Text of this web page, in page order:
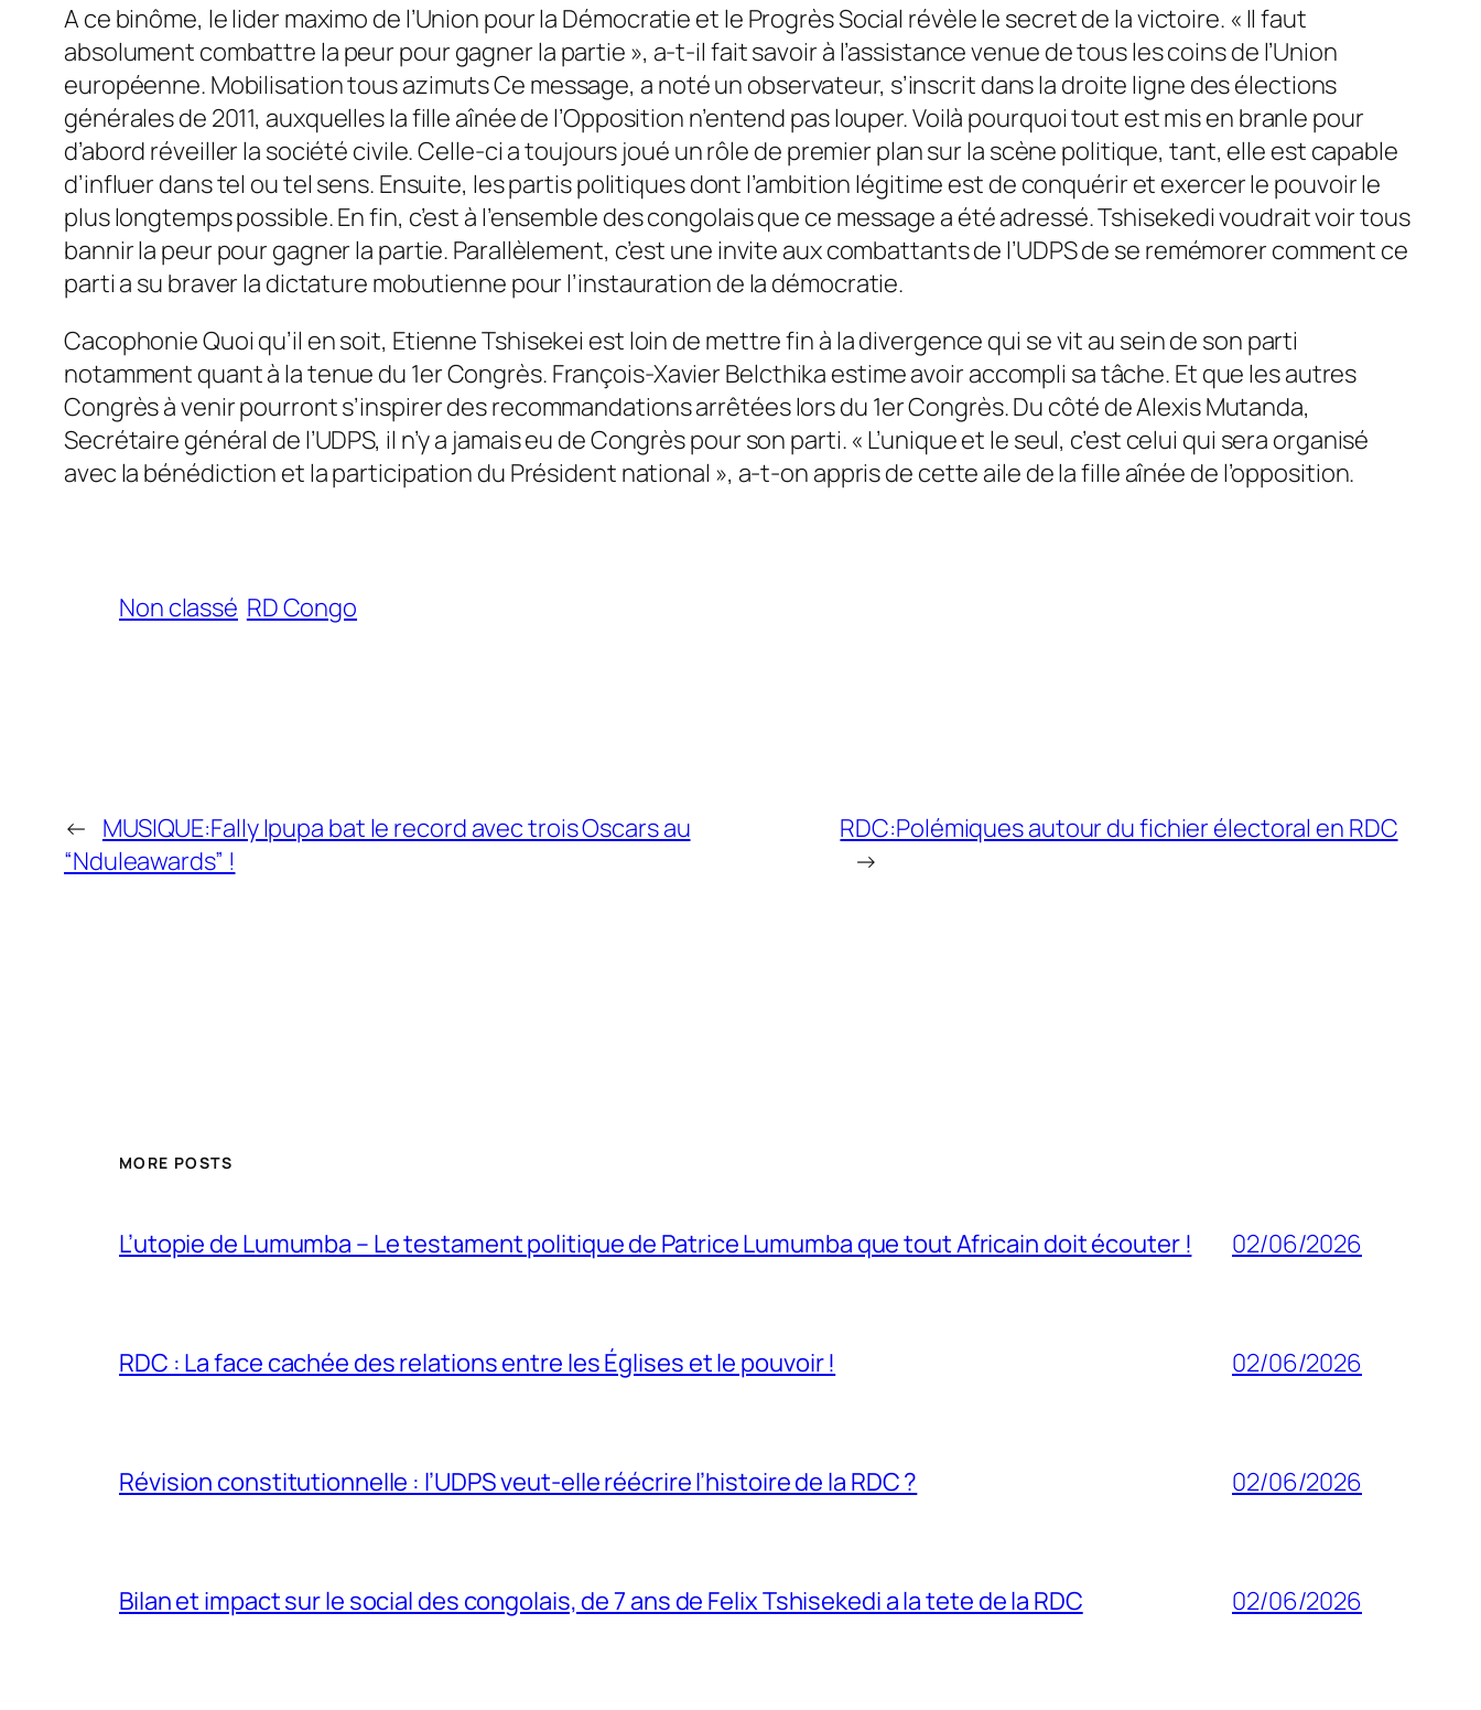
A ce binôme, le lider maximo de l’Union pour la Démocratie et le Progrès Social révèle le secret de la victoire. « Il faut
absolument combattre la peur pour gagner la partie », a-t-il fait savoir à l’assistance venue de tous les coins de l’Union
européenne. Mobilisation tous azimuts Ce message, a noté un observateur, s’inscrit dans la droite ligne des élections
générales de 2011, auxquelles la fille aînée de l’Opposition n’entend pas louper. Voilà pourquoi tout est mis en branle pour
d’abord réveiller la société civile. Celle-ci a toujours joué un rôle de premier plan sur la scène politique, tant, elle est capable
d’influer dans tel ou tel sens. Ensuite, les partis politiques dont l’ambition légitime est de conquérir et exercer le pouvoir le
plus longtemps possible. En fin, c’est à l’ensemble des congolais que ce message a été adressé. Tshisekedi voudrait voir tous
bannir la peur pour gagner la partie. Parallèlement, c’est une invite aux combattants de l’UDPS de se remémorer comment ce
parti a su braver la dictature mobutienne pour l’instauration de la démocratie.
Cacophonie Quoi qu’il en soit, Etienne Tshisekei est loin de mettre fin à la divergence qui se vit au sein de son parti
notamment quant à la tenue du 1er Congrès. François-Xavier Belcthika estime avoir accompli sa tâche. Et que les autres
Congrès à venir pourront s’inspirer des recommandations arrêtées lors du 1er Congrès. Du côté de Alexis Mutanda,
Secrétaire général de l’UDPS, il n’y a jamais eu de Congrès pour son parti. « L’unique et le seul, c’est celui qui sera organisé
avec la bénédiction et la participation du Président national », a-t-on appris de cette aile de la fille aînée de l’opposition.
Non classé RD Congo
← MUSIQUE:Fally Ipupa bat le record avec trois Oscars au
“Nduleawards” !
RDC:Polémiques autour du fichier électoral en RDC
→
MORE POSTS
L’utopie de Lumumba – Le testament politique de Patrice Lumumba que tout Africain doit écouter ! 02/06/2026
RDC : La face cachée des relations entre les Églises et le pouvoir ! 02/06/2026
Révision constitutionnelle : l’UDPS veut-elle réécrire l’histoire de la RDC ? 02/06/2026
Bilan et impact sur le social des congolais, de 7 ans de Felix Tshisekedi a la tete de la RDC 02/06/2026